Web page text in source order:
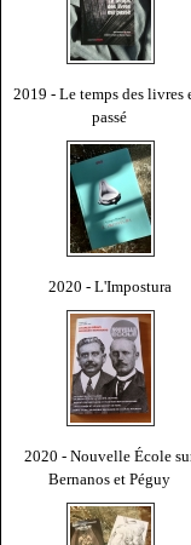
2019 - Le temps des livres
passé
2020 - L'Impostura
2020 - Nouvelle École
Bernanos et Péguy